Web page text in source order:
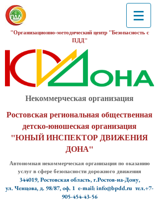
"Организационно-методический центр "Безопасность с
ПДД"
Некоммерческая организация
Ростовская региональная общественная
детско-юношеская организация
"ЮНЫЙ ИНСПЕКТОР ДВИЖЕНИЯ
ДОНА"
Автономная некоммерческая организация по оказанию
услуг в сфере безопасности дорожного движения
344019, Ростовская область, г.Ростов-на-Дону,
ул. Ченцова, д. 98/87, оф. 1 e-mail: info@bpdd.ru тел.+7-
905-454-43-56